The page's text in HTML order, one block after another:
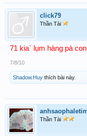
click79
Thần Tài
71 kia` lụm hàng pà con
7/8/10
Shadow.Huy thích bài này.
Thần Tài